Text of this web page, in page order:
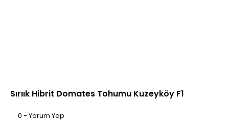
Sırıık Hibrit Domates Tohumu Kuzeyköy F1
0 - Yorum Yap